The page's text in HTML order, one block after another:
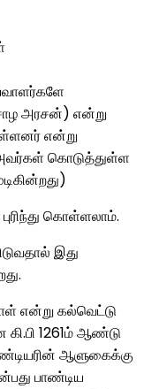
அரசன்) என்று
என்று
கொடுத்துள்ள
கொள்ளலாம்.
இது
என்று கல்வெட்டு
கி.பி 1261ம் ஆண்டு
ஆளுகைக்கு
பாண்டிய